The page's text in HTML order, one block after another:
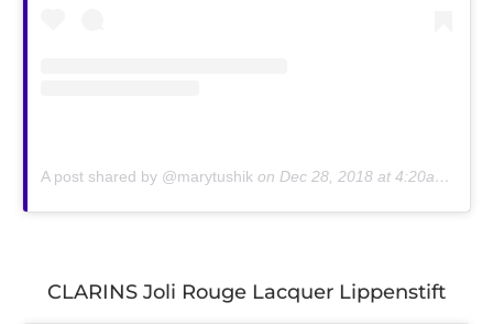
A post shared by @marytushik on Dec 28, 2018 at 4:20am PST
CLARINS Joli Rouge Lacquer Lippenstift